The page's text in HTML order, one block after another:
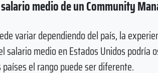
salario medio de un Community
variar dependiendo del país, la
salario medio en Estados Unidos
el rango puede ser diferente.